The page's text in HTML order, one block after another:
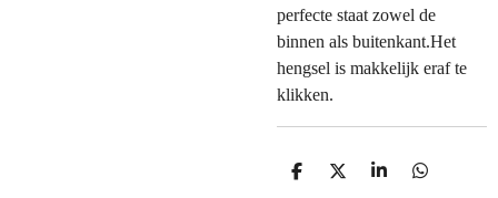
perfecte staat zowel de
binnen als buitenkant.Het
hengsel is makkelijk eraf te
klikken.
D
D
S
D